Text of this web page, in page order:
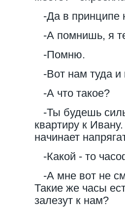
-Да в принципе
-А помнишь, я
-Помню.
-Вот нам туда и
-А что такое?
-Ты будешь
квартиру к
начинает
-Какой - то
-А мне вот не
Такие же часы
залезут к нам?